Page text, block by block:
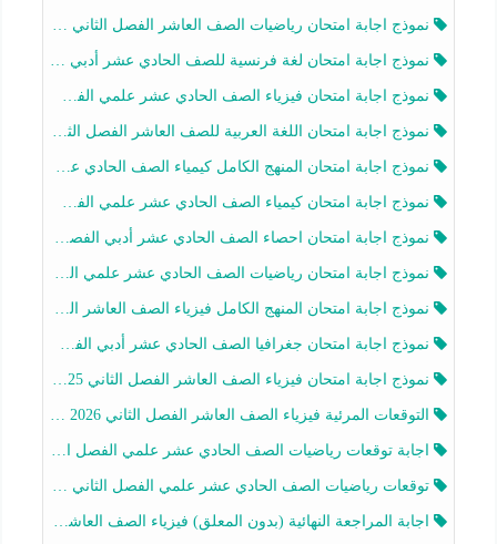
نموذج اجابة امتحان رياضيات الصف العاشر الفصل الثاني 2025-2026
نموذج اجابة امتحان لغة فرنسية للصف الحادي عشر أدبي الفصل الثاني 2025-2026
نموذج اجابة امتحان فيزياء الصف الحادي عشر علمي الفصل الثاني 2025-2026
نموذج اجابة امتحان اللغة العربية للصف العاشر الفصل الثاني 2025-2026
نموذج اجابة امتحان المنهج الكامل كيمياء الصف الحادي عشر علمي الفصل الثاني 2025-2026
نموذج اجابة امتحان كيمياء الصف الحادي عشر علمي الفصل الثاني 2025-2026
نموذج اجابة امتحان احصاء الصف الحادي عشر أدبي الفصل الثاني 2025-2026
نموذج اجابة امتحان رياضيات الصف الحادي عشر علمي الفصل الثاني 2025-2026
نموذج اجابة امتحان المنهج الكامل فيزياء الصف العاشر الفصل الثاني 2025-2026
نموذج اجابة امتحان جغرافيا الصف الحادي عشر أدبي الفصل الثاني 2025-2026
نموذج اجابة امتحان فيزياء الصف العاشر الفصل الثاني 2025-2026
التوقعات المرئية فيزياء الصف العاشر الفصل الثاني 2026 أ هيثم الليثي
اجابة توقعات رياضيات الصف الحادي عشر علمي الفصل الثاني 2025-2026 أ عمرو فايز
توقعات رياضيات الصف الحادي عشر علمي الفصل الثاني 2025-2026 أ عمرو فايز
اجابة المراجعة النهائية (بدون المعلق) فيزياء الصف العاشر الفصل الثاني أ أحمد نبيه